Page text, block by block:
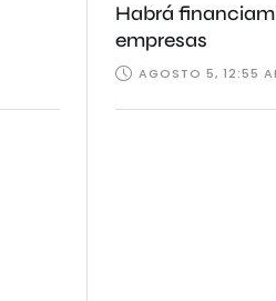
Habrá
empresas
AGOSTO 5, 12:55